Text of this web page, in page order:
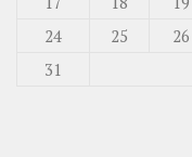
24
25 26
31